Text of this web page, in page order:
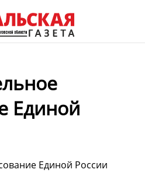
Единой
Единой России